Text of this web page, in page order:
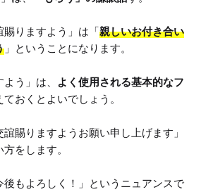
りますよう」は「親しいお付き合い
」ということになります。
う」は、
よく使用される基本的なフ
おくとよいでしょう。
賜りますようお願い申し上げます」
をします。
後もよろしく！」というニュアンスで